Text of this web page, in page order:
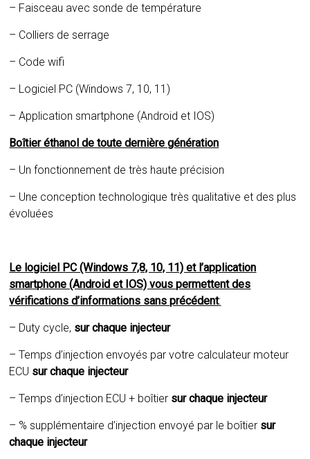
– Faisceau avec sonde de température
– Colliers de serrage
– Code wifi
– Logiciel PC (Windows 7, 10, 11)
– Application smartphone (Android et IOS)
Boîtier éthanol de toute dernière génération
– Un fonctionnement de très haute précision
– Une conception technologique très qualitative et des plus
évoluées
Le logiciel PC (Windows 7,8, 10, 11) et l’application
smartphone (Android et IOS) vous permettent des
vérifications d’informations sans précédent:
– Duty cycle, sur chaque injecteur
– Temps d’injection envoyés par votre calculateur moteur
ECU sur chaque injecteur
– Temps d’injection ECU + boîtier sur chaque injecteur
– % supplémentaire d’injection envoyé par le boîtier sur
chaque injecteur